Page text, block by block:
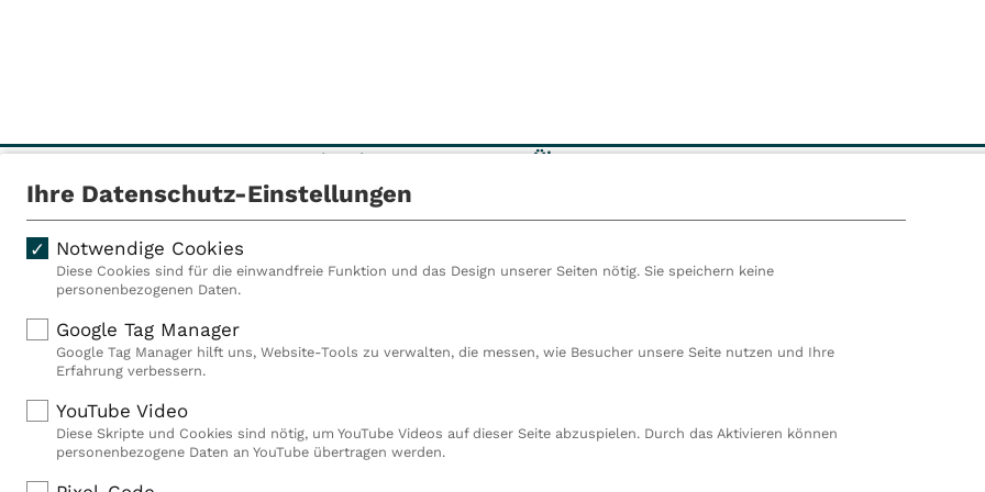
Flensburger Str. 3
24376Kappeln
Über uns
Rahmen der Gruppe betreiben wir 80 stationäre und ambulante Einrichtungen in
Akutkliniken, acht ambulante Rehazentren, zwei Medizinische Versorgungszentren
(MVZ), neun Pflegeeinrichtungen sowie ein Prevention Center. Zudem führen wir
Ihre Datenschutz-Einstellungen
Notwendige Cookies
Diese Cookies sind für die einwandfreie Funktion und das Design unserer Seiten nötig. Sie speichern keine
personenbezogenen Daten.
Google Tag Manager
Google Tag Manager hilft uns, Website-Tools zu verwalten, die messen, wie Besucher unsere Seite nutzen und Ihre
Erfahrung verbessern.
YouTube Video
Diese Skripte und Cookies sind nötig, um YouTube Videos auf dieser Seite abzuspielen. Durch das Aktivieren können
personenbezogene Daten an YouTube übertragen werden.